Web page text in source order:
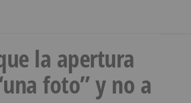
la apertura
foto” y no a